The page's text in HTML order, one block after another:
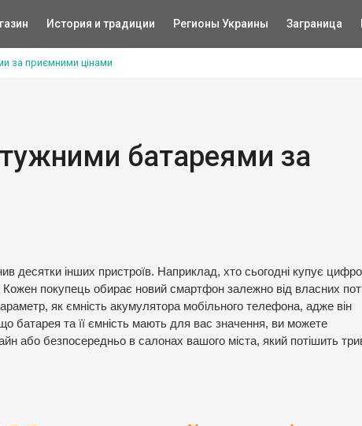
История и традиции Регионы Украины Заграница
за приємними цінами
батареями за
десятки інших пристроїв. Наприклад, хто сьогодні купує
покупець обирає новий смартфон залежно від власних
як ємність акумулятора мобільного телефона, адже він
батарея та її ємність мають для вас значення, ви можете
або безпосередньо в салонах вашого міста, який потішить